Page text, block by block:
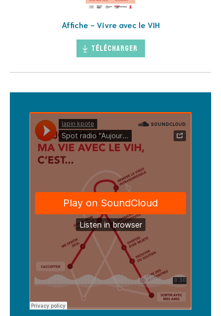
Affiche - Vivre avec le VIH
Télécharger